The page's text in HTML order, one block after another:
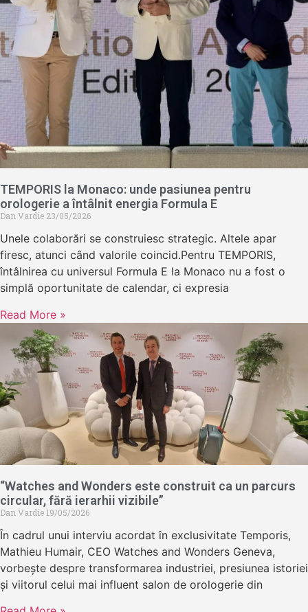
TEMPORIS la Monaco: unde pasiunea pentru
orologerie a întâlnit energia Formula E
Dan Vardie 23/05/2026
Unele colaborări se construiesc strategic. Altele apar
firesc, atunci când valorile coincid.Pentru TEMPORIS,
întâlnirea cu universul Formula E la Monaco nu a fost o
simplă oportunitate de calendar, ci expresia
Read More »
“Watches and Wonders este construit ca un parcurs
circular, fără ierarhii vizibile”
Dan Vardie19/05/2026
În cadrul unui interviu acordat în exclusivitate Temporis,
Mathieu Humair, CEO Watches and Wonders Geneva,
vorbește despre transformarea industriei, presiunea istoriei
și viitorul celui mai influent salon de orologerie din